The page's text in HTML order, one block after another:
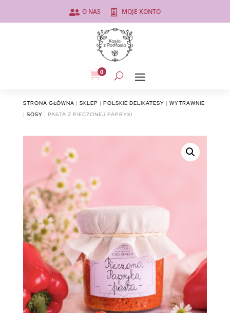
 O NAS  MOJE KONTO
0
STRONA GŁÓWNA | SKLEP | POLSKIE DELIKATESY | WYTRAWNIE
| SOSY | PASTA Z PIECZONEJ PAPRYKI